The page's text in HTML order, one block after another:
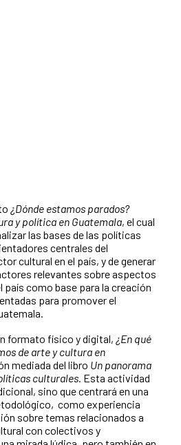
¿Dónde estamos parados?
y política en Guatemala, el cual
las bases de las políticas
centrales del
cultural en el país, y de generar
relevantes sobre aspectos
país como base para la creación
para promover el
formato físico y digital, ¿En qué
de arte y cultura en
mediada del libro Un panorama
culturales. Esta actividad
sino que centrará en una
como experiencia
sobre temas relacionados a
con colectivos y